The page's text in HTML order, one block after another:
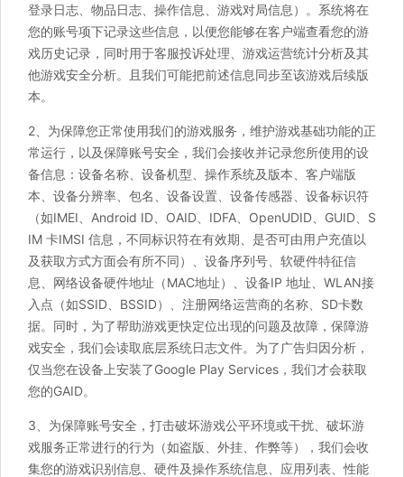
登录日志、物品日志、操作信息、游戏对局信息）。系统将在
您的账号项下记录这些信息，以便您能够在客户端查看您的游
戏历史记录，同时用于客服投诉处理、游戏运营统计分析及其
他游戏安全分析。且我们可能把前述信息同步至该游戏后续版
本。
2、为保障您正常使用我们的游戏服务，维护游戏基础功能的正
常运行，以及保障账号安全，我们会接收并记录您所使用的设
备信息：设备名称、设备机型、操作系统及版本、客户端版
本、设备分辨率、包名、设备设置、设备传感器、设备标识符
（如IMEI、Android ID、OAID、IDFA、OpenUDID、GUID、S
IM 卡IMSI 信息，不同标识符在有效期、是否可由用户充值以
及获取方式方面会有所不同）、设备序列号、软硬件特征信
息、网络设备硬件地址（MAC地址）、设备IP 地址、WLAN接
入点（如SSID、BSSID）、注册网络运营商的名称、SD卡数
据。同时，为了帮助游戏更快定位出现的问题及故障，保障游
戏安全，我们会读取底层系统日志文件。为了广告归因分析，
仅当您在设备上安装了Google Play Services，我们才会获取
您的GAID。
3、为保障账号安全，打击破坏游戏公平环境或干扰、破坏游
戏服务正常进行的行为（如盗版、外挂、作弊等），我们会收
集您的游戏识别信息、硬件及操作系统信息、应用列表、性能